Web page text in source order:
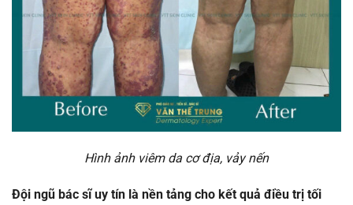
Hình ảnh viêm da cơ địa, vảy nến
Đội ngũ bác sĩ uy tín là nền tảng cho kết quả điều trị tối